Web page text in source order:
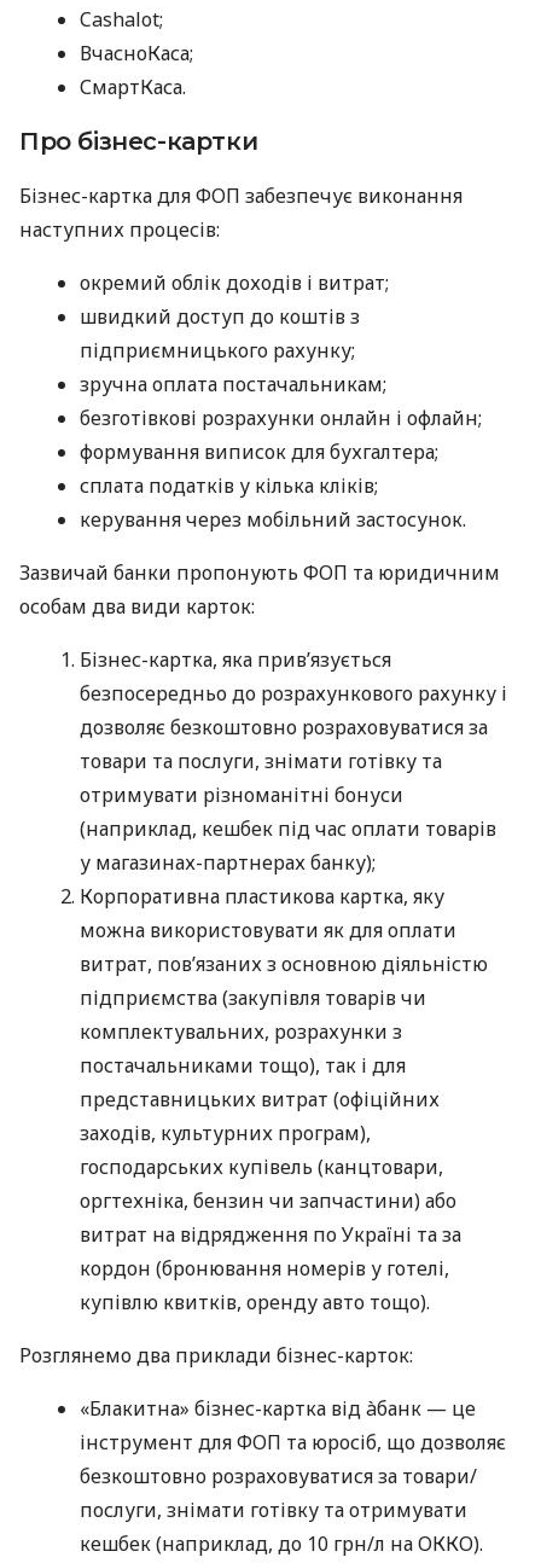
Cashalot;
ВчасноКаса;
СмартКаса.
Про бізнес-картки
Бізнес-картка для ФОП забезпечує виконання
наступних процесів:
окремий облік доходів і витрат;
швидкий доступ до коштів з
підприємницького рахунку;
зручна оплата постачальникам;
безготівкові розрахунки онлайн і офлайн;
формування виписок для бухгалтера;
сплата податків у кілька кліків;
керування через мобільний застосунок.
Зазвичай банки пропонують ФОП та юридичним
особам два види карток:
Бізнес-картка, яка прив’язується
безпосередньо до розрахункового рахунку і
дозволяє безкоштовно розраховуватися за
товари та послуги, знімати готівку та
отримувати різноманітні бонуси
(наприклад, кешбек під час оплати товарів
у магазинах-партнерах банку);
Корпоративна пластикова картка, яку
можна використовувати як для оплати
витрат, пов’язаних з основною діяльністю
підприємства (закупівля товарів чи
комплектувальних, розрахунки з
постачальниками тощо), так і для
представницьких витрат (офіційних
заходів, культурних програм),
господарських купівель (канцтовари,
оргтехніка, бензин чи запчастини) або
витрат на відрядження по Україні та за
кордон (бронювання номерів у готелі,
купівлю квитків, оренду авто тощо).
Розглянемо два приклади бізнес-карток:
«Блакитна» бізнес-картка від àбанк — це
інструмент для ФОП та юросіб, що дозволяє
безкоштовно розраховуватися за товари/
послуги, знімати готівку та отримувати
кешбек (наприклад, до 10 грн/л на ОККО).